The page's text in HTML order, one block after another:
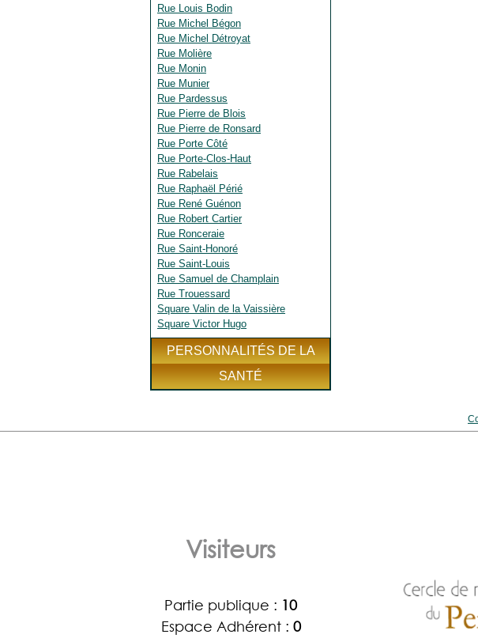
Rue Louis Bodin
Rue Michel Bégon
Rue Michel Détroyat
Rue Molière
Rue Monin
Rue Munier
Rue Pardessus
Rue Pierre de Blois
Rue Pierre de Ronsard
Rue Porte Côté
Rue Porte-Clos-Haut
Rue Rabelais
Rue Raphaël Périé
Rue René Guénon
Rue Robert Cartier
Rue Ronceraie
Rue Saint-Honoré
Rue Saint-Louis
Rue Samuel de Champlain
Rue Trouessard
Square Valin de la Vaissière
Square Victor Hugo
PERSONNALITÉS DE LA
SANTÉ
Visiteurs
Partie publique : 10
Espace Adhérent : 0